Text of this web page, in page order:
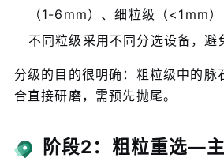
（1-6mm）、细粒级（<1mm）
不同粒级采用不同分选设备，避
分级的目的很明确：粗粒级中的脉
合直接研磨，需预先抛尾。
阶段2：粗粒重选—